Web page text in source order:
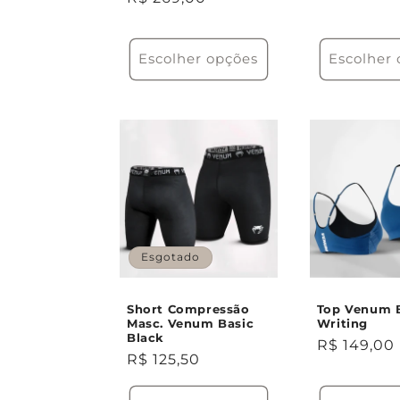
Escolher opções Escolher
Esgotado
Short Compressão
Masc. Venum Basic
Black
Preço
R$ 125,50
Top Venum
Writing
Preço
R$ 149,00